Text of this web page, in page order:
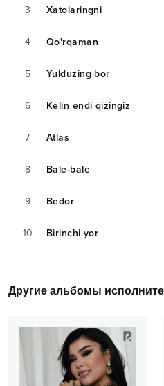
3 Xatolaringni
4 Qo'rqaman
5 Yulduzing bor
6 Kelin endi qizingiz
7 Atlas
8 Bale-bale
9 Bedor
10 Birinchi yor
Другие альбомы